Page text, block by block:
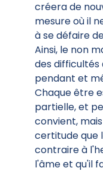
créera de
mesure où il
à se défaire
Ainsi, le non
des difficultés
pendant et
Chaque être
partielle, et
convient,
certitude que
contraire à
l'âme et qu'il